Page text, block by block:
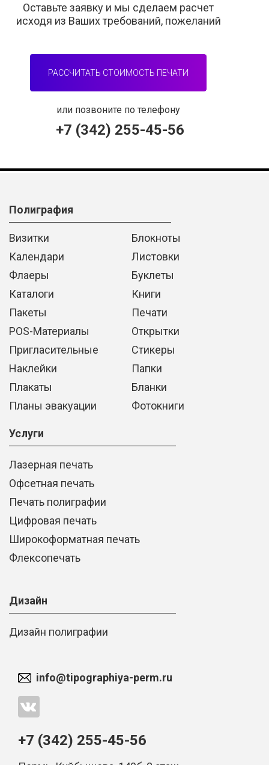
Оставьте заявку и мы сделаем расчет
исходя из Ваших требований, пожеланий
РАССЧИТАТЬ СТОИМОСТЬ ПЕЧАТИ
или позвоните по телефону
+7 (342) 255-45-56
Полиграфия
Визитки
Блокноты
Календари
Листовки
Флаеры
Буклеты
Каталоги
Книги
Пакеты
Печати
POS-Материалы
Открытки
Пригласительные
Стикеры
Наклейки
Папки
Плакаты
Бланки
Планы эвакуации
Фотокниги
Услуги
Лазерная печать
Офсетная печать
Печать полиграфии
Цифровая печать
Широкоформатная печать
Флексопечать
Дизайн
Дизайн полиграфии
info@tipographiya-perm.ru
+7 (342) 255-45-56